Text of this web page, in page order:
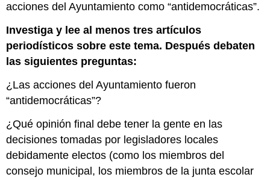
acciones del Ayuntamiento como “antidemocráticas”.
Investiga y lee al menos tres artículos
periodísticos sobre este tema. Después debaten
las siguientes preguntas:
¿Las acciones del Ayuntamiento fueron
“antidemocráticas”?
¿Qué opinión final debe tener la gente en las
decisiones tomadas por legisladores locales
debidamente electos (como los miembros del
consejo municipal, los miembros de la junta escolar